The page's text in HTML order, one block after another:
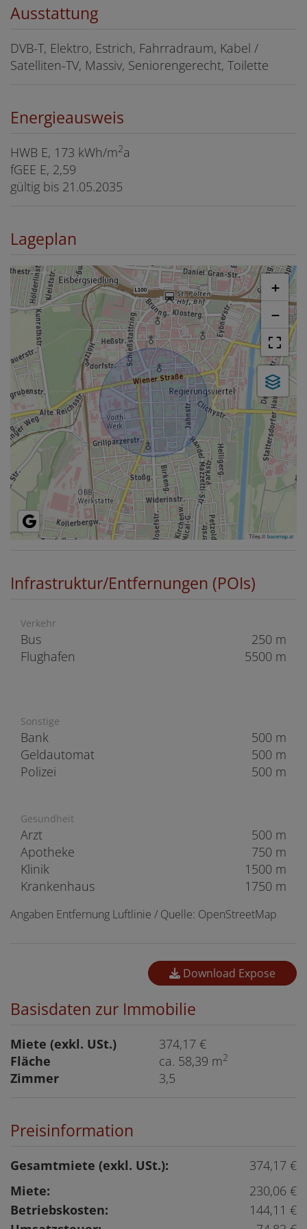
Ausstattung
DVB-T Elektro Estrich Fahrradraum Kabel /
Satelliten-TV Massiv Seniorengerecht Toilette
Energieausweis
HWB E, 173 kWh/m2a
fGEE E, 2,59
gültig bis 21.05.2035
Lageplan
+
−
Tiles ©basemap.at
Infrastruktur/Entfernungen (POIs)
Verkehr
Bus
250 m
Flughafen
5500 m
Sonstige
Bank
500 m
Geldautomat
500 m
Polizei
500 m
Gesundheit
Arzt
500 m
Apotheke
750 m
Klinik
1500 m
Krankenhaus
1750 m
Angaben Entfernung Luftlinie / Quelle: OpenStreetMap
Download Expose
Basisdaten zur Immobilie
Miete (exkl. USt.)
374,17 €
Fläche
ca. 58,39 m2
Zimmer 3,5
Preisinformation
Gesamtmiete (exkl. USt.):
374,17 €
Miete:
230,06 €
Betriebskosten:
144,11 €